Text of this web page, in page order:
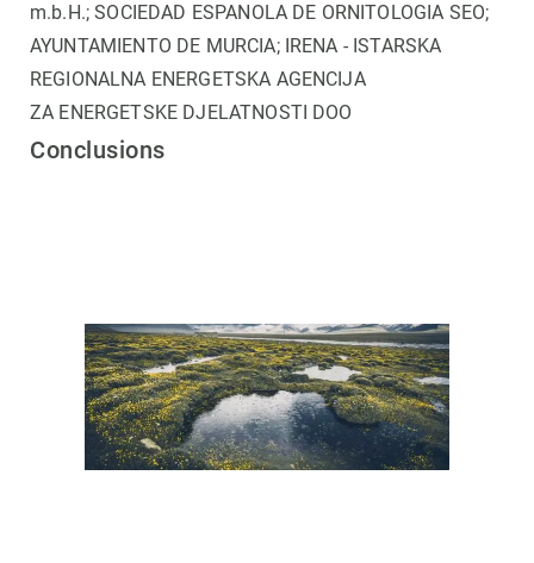
m.b.H.; SOCIEDAD ESPANOLA DE ORNITOLOGIA SEO;
AYUNTAMIENTO DE MURCIA; IRENA - ISTARSKA
REGIONALNA ENERGETSKA AGENCIJA
ZA ENERGETSKE DJELATNOSTI DOO
Conclusions